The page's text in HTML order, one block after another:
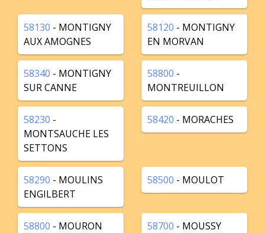
58130 - MONTIGNY
AUX AMOGNES
58120 - MONTIGNY
EN MORVAN
58340 - MONTIGNY
SUR CANNE
58800 -
MONTREUILLON
58230 -
MONTSAUCHE LES
SETTONS
58420 - MORACHES
58290 - MOULINS
ENGILBERT
58500 - MOULOT
58800 - MOURON
58700 - MOUSSY